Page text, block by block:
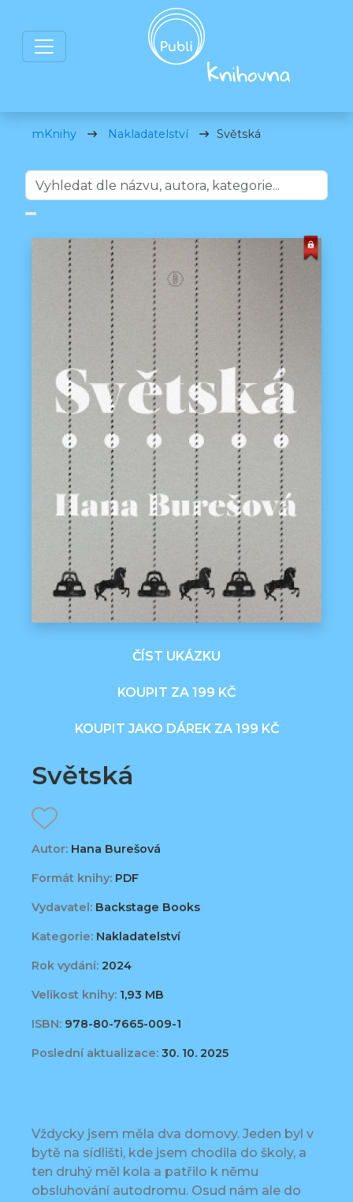
mKnihy Nakladatelství Světská
ČÍST UKÁZKU
KOUPIT ZA 199 KČ
KOUPIT JAKO DÁREK ZA 199 KČ
Světská
Autor: Hana Burešová
Formát knihy: PDF
Vydavatel: Backstage Books
Kategorie: Nakladatelství
Rok vydání: 2024
Velikost knihy: 1,93 MB
ISBN: 978-80-7665-009-1
Poslední aktualizace: 30. 10. 2025
Vždycky jsem měla dva domovy. Jeden byl v
bytě na sídlišti, kde jsem chodila do školy, a
ten druhý měl kola a patřilo k němu
obsluhování autodromu. Osud nám ale do